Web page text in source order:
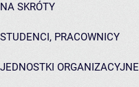
NA SKRÓTY
STUDENCI, PRACOWNICY
JEDNOSTKI ORGANIZACYJNE